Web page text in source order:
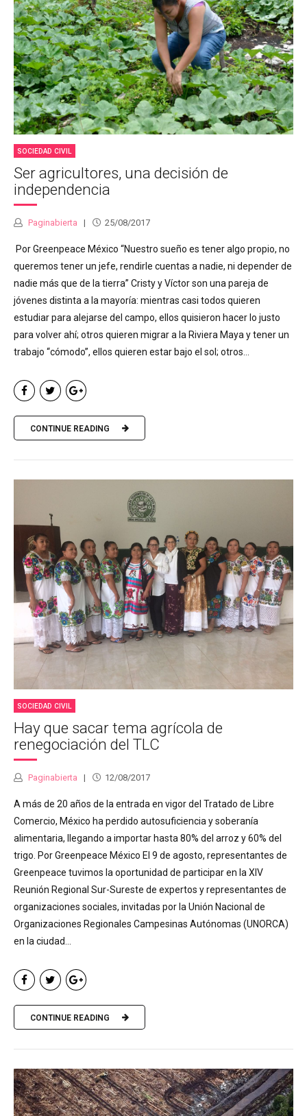
SOCIEDAD CIVIL
Ser agricultores, una decisión de
independencia
Paginabierta 25/08/2017
Por Greenpeace México “Nuestro sueño es tener algo propio, no
queremos tener un jefe, rendirle cuentas a nadie, ni depender de
nadie más que de la tierra” Cristy y Víctor son una pareja de
jóvenes distinta a la mayoría: mientras casi todos quieren
estudiar para alejarse del campo, ellos quisieron hacer lo justo
para volver ahí; otros quieren migrar a la Riviera Maya y tener un
trabajo “cómodo”, ellos quieren estar bajo el sol; otros...
CONTINUE READING
SOCIEDAD CIVIL
Hay que sacar tema agrícola de
renegociación del TLC
Paginabierta 12/08/2017
A más de 20 años de la entrada en vigor del Tratado de Libre
Comercio, México ha perdido autosuficiencia y soberanía
alimentaria, llegando a importar hasta 80% del arroz y 60% del
trigo. Por Greenpeace México El 9 de agosto, representantes de
Greenpeace tuvimos la oportunidad de participar en la XIV
Reunión Regional Sur-Sureste de expertos y representantes de
organizaciones sociales, invitadas por la Unión Nacional de
Organizaciones Regionales Campesinas Autónomas (UNORCA)
en la ciudad...
CONTINUE READING